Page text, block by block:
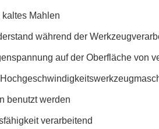
Mahlen
während der
auf der Oberfläche von
benutzt werden
verarbeitend